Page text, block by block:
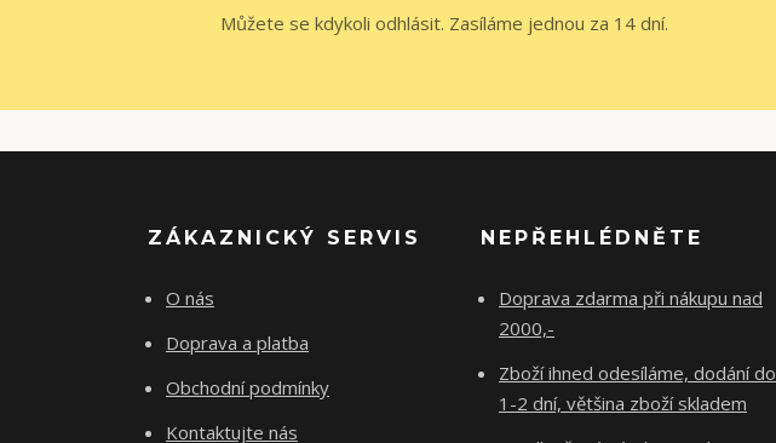
Můžete se kdykoli odhlásit. Zasíláme jednou za 14 dní.
ZÁKAZNICKÝ SERVIS
O nás
Doprava a platba
Obchodní podmínky
Kontaktujte nás
NEPŘEHLÉDNĚTE
Doprava zdarma při nákupu nad
2000,-
Zboží ihned odesíláme, dodání do
1-2 dní, většina zboží skladem